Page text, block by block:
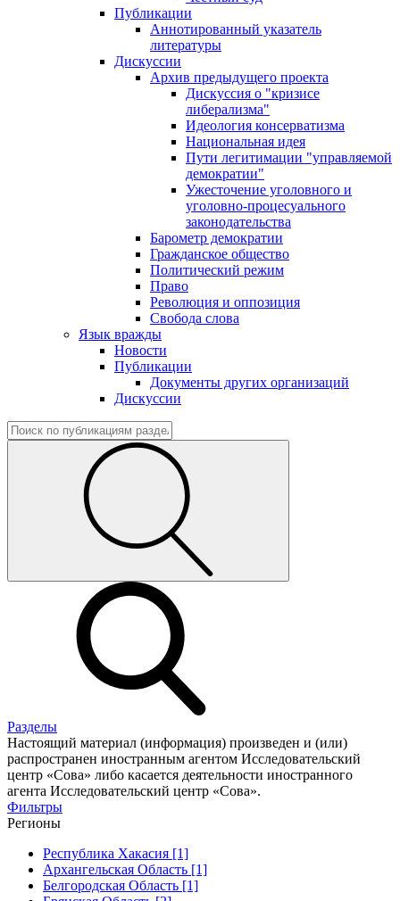
Публикации
Аннотированный указатель
литературы
Дискуссии
Архив предыдущего проекта
Дискуссия о "кризисе
либерализма"
Идеология консерватизма
Национальная идея
Пути легитимации "управляемой
демократии"
Ужесточение уголовного и
уголовно-процесуального
законодательства
Барометр демократии
Гражданское общество
Политический режим
Право
Революция и оппозиция
Свобода слова
Язык вражды
Новости
Публикации
Документы других организаций
Дискуссии
Разделы
Настоящий материал (информация) произведен и (или)
распространен иностранным агентом Исследовательский
центр «Сова» либо касается деятельности иностранного
агента Исследовательский центр «Сова».
Фильтры
Регионы
Республика Хакасия [1]
Архангельская Область [1]
Белгородская Область [1]